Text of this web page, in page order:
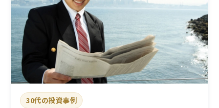
30代の投資事例